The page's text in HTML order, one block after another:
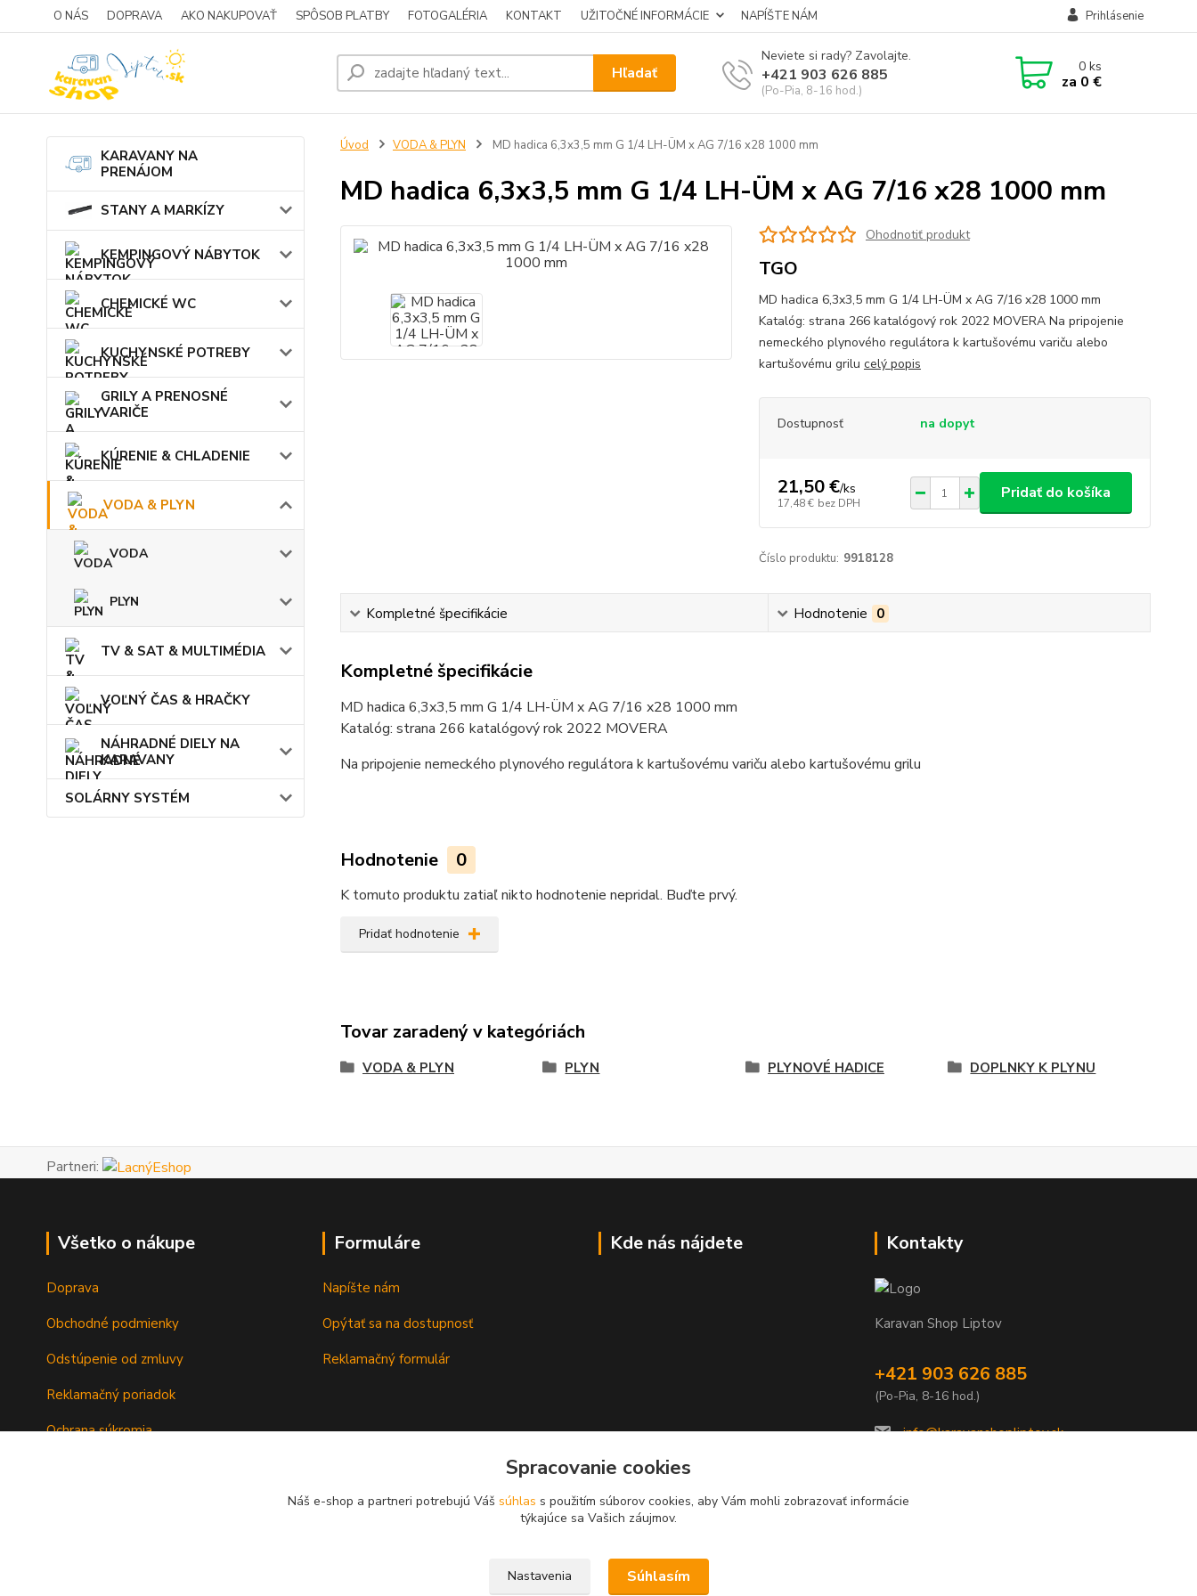
O NÁS DOPRAVA AKO NAKUPOVAŤ SPÔSOB PLATBY FOTOGALÉRIA KONTAKT UŽITOČNÉ INFORMÁCIE NAPÍŠTE NÁM Prihlásenie
Hľadať
Neviete si rady? Zavolajte.
+421 903 626 885
(Po-Pia, 8-16 hod.)
0ks
za 0 €
KARAVANY NA
PRENÁJOM
STANY A MARKÍZY
KEMPINGOVÝ NÁBYTOK
CHEMICKÉ WC
KUCHYNSKÉ POTREBY
GRILY A PRENOSNÉ
VARIČE
KÚRENIE & CHLADENIE
VODA & PLYN
VODA
PLYN
TV & SAT & MULTIMÉDIA
VOĽNÝ ČAS & HRAČKY
NÁHRADNÉ DIELY NA
KARAVANY
SOLÁRNY SYSTÉM
Úvod VODA & PLYN MD hadica 6,3x3,5 mm G 1/4 LH-ÜM x AG 7/16 x28 1000 mm
MD hadica 6,3x3,5 mm G 1/4 LH-ÜM x AG 7/16 x28 1000 mm
Ohodnotiť produkt
TGO
MD hadica 6,3x3,5 mm G 1/4 LH-ÜM x AG 7/16 x28 1000 mm
Katalóg: strana 266 katalógový rok 2022 MOVERA Na pripojenie
nemeckého plynového regulátora k kartušovému variču alebo
kartušovému grilu celý popis
Dostupnosť na dopyt
21,50 €/ks
17,48 € bez DPH
Pridať do košíka
Číslo produktu: 9918128
Kompletné špecifikácie Hodnotenie 0
Kompletné špecifikácie
MD hadica 6,3x3,5 mm G 1/4 LH-ÜM x AG 7/16 x28 1000 mm
Katalóg: strana 266 katalógový rok 2022 MOVERA
Na pripojenie nemeckého plynového regulátora k kartušovému variču alebo kartušovému grilu
Hodnotenie 0
K tomuto produktu zatiaľ nikto hodnotenie nepridal. Buďte prvý.
Pridať hodnotenie
Tovar zaradený v kategóriách
VODA & PLYN PLYN PLYNOVÉ HADICE DOPLNKY K PLYNU
Partneri:
Všetko o nákupe
Doprava
Obchodné podmienky
Odstúpenie od zmluvy
Reklamačný poriadok
Ochrana súkromia
Formuláre
Napíšte nám
Opýtať sa na dostupnosť
Reklamačný formulár
Kde nás nájdete Kontakty
Karavan Shop Liptov
+421 903 626 885
(Po-Pia, 8-16 hod.)
info@karavanshopliptov.sk
Spracovanie cookies
Náš e-shop a partneri potrebujú Váš súhlas s použitím súborov cookies, aby Vám mohli zobrazovať informácie
týkajúce sa Vašich záujmov.
Nastavenia Súhlasím